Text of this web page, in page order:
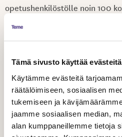
Tämä sivusto käyttää evästeitä
Käytämme evästeitä
räätälöimiseen, sosiaalisen
tukemiseen ja
jaamme sosiaalisen median,
alan kumppaneillemme tietoja
opetushenkilöstölle noin 100
tekijänoikeudesta ja teosten
Jaa artikkeli